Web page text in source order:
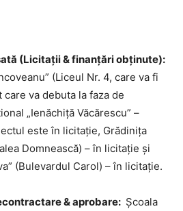
(Licitații & finanțări obținute):
(Liceul Nr. 4, care va fi
va debuta la faza de
„Ienăchiță Văcărescu” –
este în licitație, Grădinița
Domnească) – în licitație și
(Bulevardul Carol) – în licitație.
& aprobare: Școala